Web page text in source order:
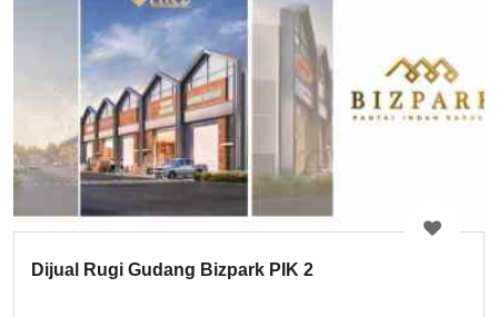
Dijual Rugi Gudang Bizpark PIK 2